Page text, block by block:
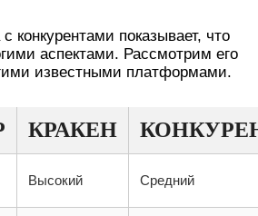
конкурентами показывает, что
аспектами. Рассмотрим его
известными платформами.
КРАКЕН
Высокий Средний